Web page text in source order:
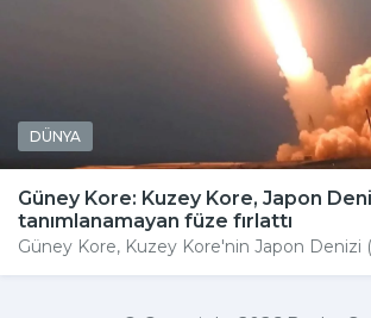
DÜNYA
Güney Kore: Kuzey Kore, Japon
tanımlanamayan füze fırlattı
Güney Kore, Kuzey Kore'nin Japon Denizi